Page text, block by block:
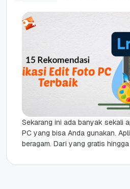
Sekarang ini ada banyak sekali
PC yang bisa Anda gunakan.
beragam. Dari yang gratis